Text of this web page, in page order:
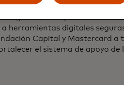
y la inclusión son
lograrlo, se requiere de un
herramientas digitales
Capital y Mastercard a
el sistema de apoyo de